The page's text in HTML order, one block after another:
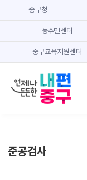
중구청
동주민센터
중구교육지원센터
준공검사